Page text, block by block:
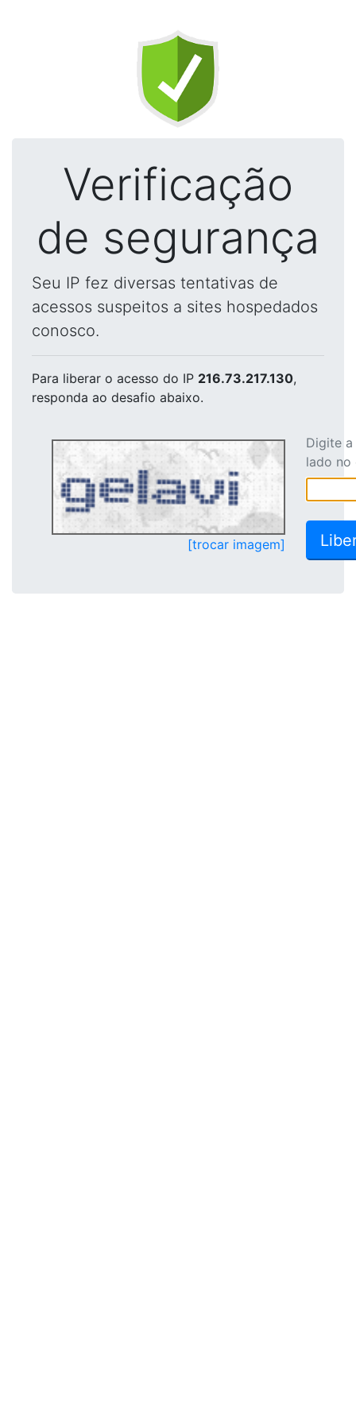
Verificação
de segurança
Seu IP fez diversas tentativas de
acessos suspeitos a sites hospedados
conosco.
Para liberar o acesso do IP 216.73.217.130,
responda ao desafio abaixo.
[trocar imagem]
Digite
lado no